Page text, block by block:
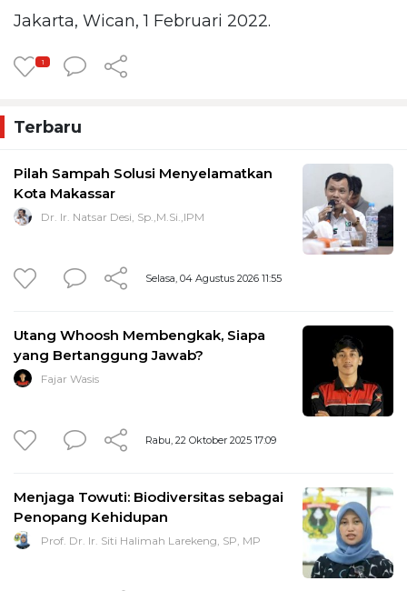
Jakarta, Wican, 1 Februari 2022.
1
Terbaru
Pilah Sampah Solusi Menyelamatkan
Kota Makassar
Dr. Ir. Natsar Desi, Sp.,M.Si.,IPM
Selasa, 04 Agustus 2026 11:55
Utang Whoosh Membengkak, Siapa
yang Bertanggung Jawab?
Fajar Wasis
Rabu, 22 Oktober 2025 17:09
Menjaga Towuti: Biodiversitas sebagai
Penopang Kehidupan
Prof. Dr. Ir. Siti Halimah Larekeng, SP, MP